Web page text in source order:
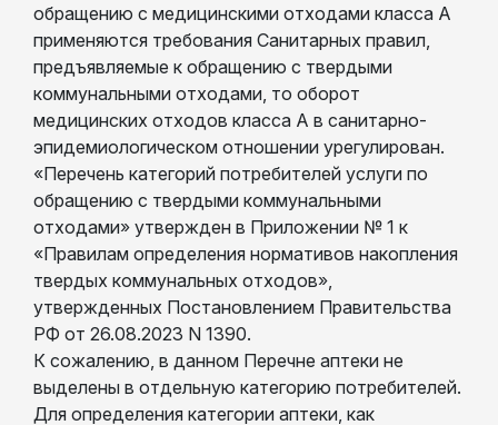
обращению с медицинскими отходами класса А
применяются требования Санитарных правил,
предъявляемые к обращению с твердыми
коммунальными отходами, то оборот
медицинских отходов класса А в санитарно-
эпидемиологическом отношении урегулирован.
«Перечень категорий потребителей услуги по
обращению с твердыми коммунальными
отходами» утвержден в Приложении № 1 к
«Правилам определения нормативов накопления
твердых коммунальных отходов»,
утвержденных Постановлением Правительства
РФ от 26.08.2023 N 1390.
К сожалению, в данном Перечне аптеки не
выделены в отдельную категорию потребителей.
Для определения категории аптеки, как